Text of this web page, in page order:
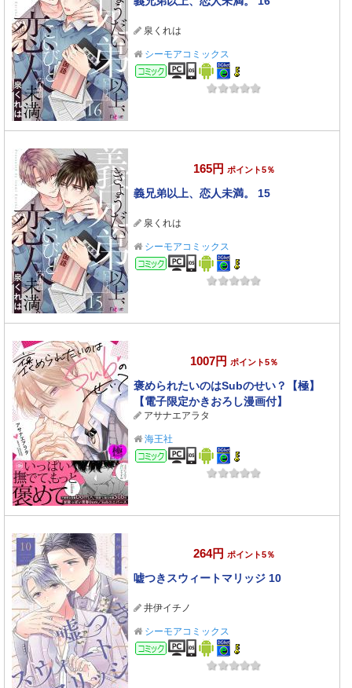
泉くれは
シーモアコミックス
コミック
165円 ポイント5％
義兄弟以上、恋人未満。 15
泉くれは
シーモアコミックス
コミック
1007円 ポイント5％
褒められたいのはSubのせい？【極】
【電子限定かきおろし漫画付】
アサナエアラタ
海王社
コミック
264円 ポイント5％
嘘つきスウィートマリッジ 10
井伊イチノ
シーモアコミックス
コミック